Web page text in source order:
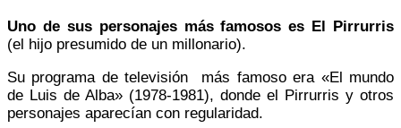
Uno de sus personajes más famosos es El Pirrurris
(el hijo presumido de un millonario).
Su programa de televisión más famoso era «El mundo
de Luis de Alba» (1978-1981), donde el Pirrurris y otros
personajes aparecían con regularidad.